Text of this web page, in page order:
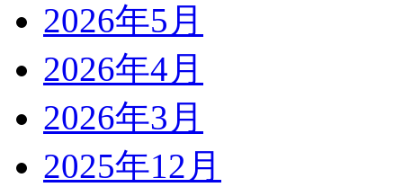
2026年5月
2026年4月
2026年3月
2025年12月